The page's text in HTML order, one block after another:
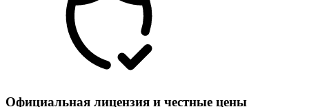
Официальная лицензия и честные цены